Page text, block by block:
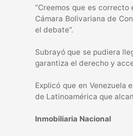
“Creemos que es
Cámara Bolivariana de
el debate”.
Subrayó que se pudiera
garantiza el derecho y
Explicó que en
de Latinoamérica que
Inmobiliaria Nacional